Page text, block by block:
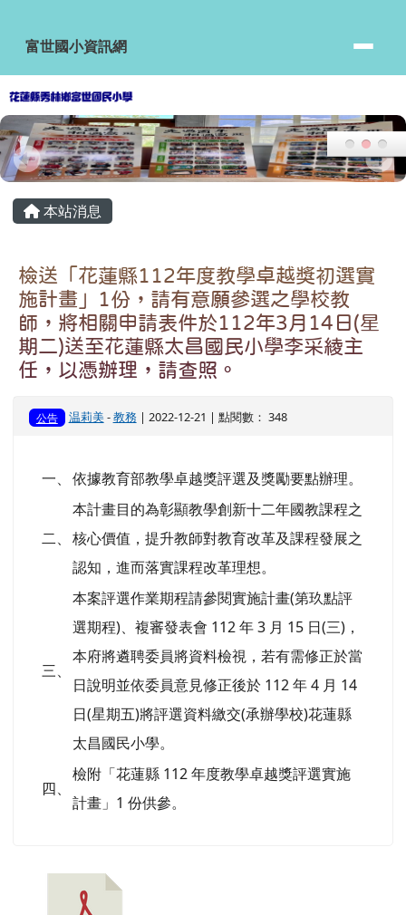
富世國小資訊網
主內容區域
本站消息
檢送「花蓮縣112年度教學卓越獎初選實
施計畫」1份，請有意願參選之學校教
師，將相關申請表件於112年3月14日(星
期二)送至花蓮縣太昌國民小學李采綾主
任，以憑辦理，請查照。
公告 温莉美-教務| 2022-12-21 | 點閱數： 348
一、 依據教育部教學卓越獎評選及獎勵要點辦理。
二、
本計畫目的為彰顯教學創新十二年國教課程之
核心價值，提升教師對教育改革及課程發展之
認知，進而落實課程改革理想。
三、
本案評選作業期程請參閱實施計畫(第玖點評
選期程)、複審發表會 112 年 3 月 15 日(三)，
本府將遴聘委員將資料檢視，若有需修正於當
日說明並依委員意見修正後於 112 年 4 月 14
日(星期五)將評選資料繳交(承辦學校)花蓮縣
太昌國民小學。
四、
檢附「花蓮縣 112 年度教學卓越獎評選實施
計畫」1 份供參。
頁尾區域